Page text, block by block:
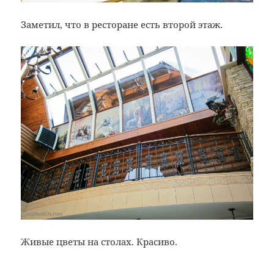
Заметил, что в ресторане есть второй этаж.
Живые цветы на столах. Красиво.